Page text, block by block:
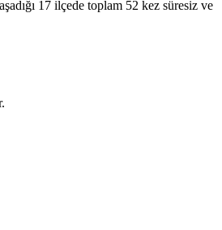
17 ilçede toplam 52 kez süresiz ve